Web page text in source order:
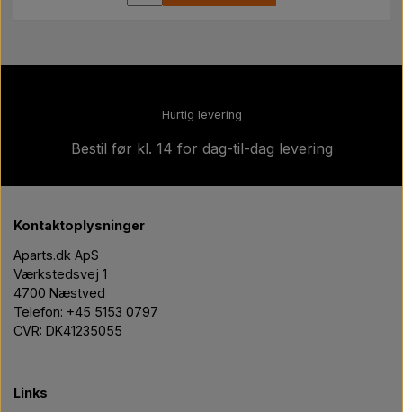
Hurtig levering
Bestil før kl. 14 for dag-til-dag levering
Kontaktoplysninger
Aparts.dk ApS
Værkstedsvej 1
4700 Næstved
Telefon: +45 5153 0797
CVR: DK41235055
Links